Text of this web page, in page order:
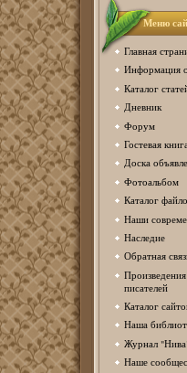
Меню
Главная
Информация
Каталог
Дневник
Форум
Гостевая
Доска
Фотоальбом
Каталог
Наши
Наследие
Обратная
Произведения
писателей
Каталог
Наша
Журнал
Наше